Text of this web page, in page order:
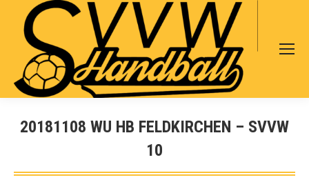
Search:
20181108 WU HB FELDKIRCHEN – SVVW
10
Sie befinden sich hier: